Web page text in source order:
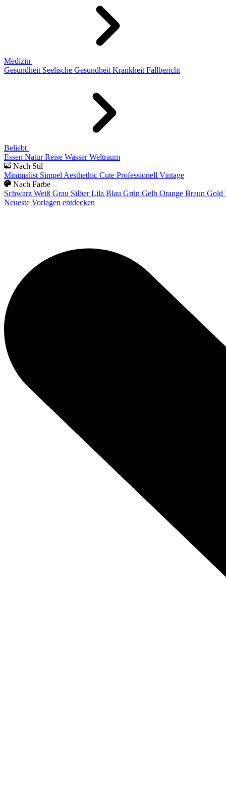
Medizin
Gesundheit Seelische Gesundheit Krankheit Fallbericht
Beliebt
Essen Natur Reise Wasser Weltraum
Nach Stil
Minimalist Simpel Aesthethic Cute Professionell Vintage
Nach Farbe
Schwarz Weiß Grau Silber Lila Blau Grün Gelb Orange Braun Gold
Neueste Vorlagen entdecken